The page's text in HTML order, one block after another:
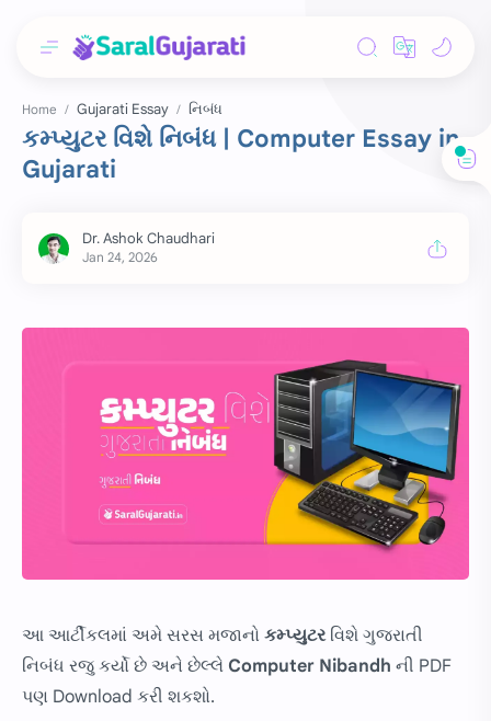
Home Gujarati Essay નિબંધ
કમ્પ્યુટર વિશે નિબંધ | Computer Essay in
Gujarati
આ આર્ટીકલમાં અમે સરસ મજાનો કમ્પ્યુટરવિશે ગુજરાતી
નિબંધ રજુ કર્યો છે અને છેલ્લે Computer Nibandh ની PDF
પણ Download કરી શકશો.